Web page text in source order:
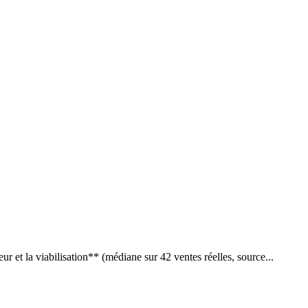
et la viabilisation** (médiane sur 42 ventes réelles, source...